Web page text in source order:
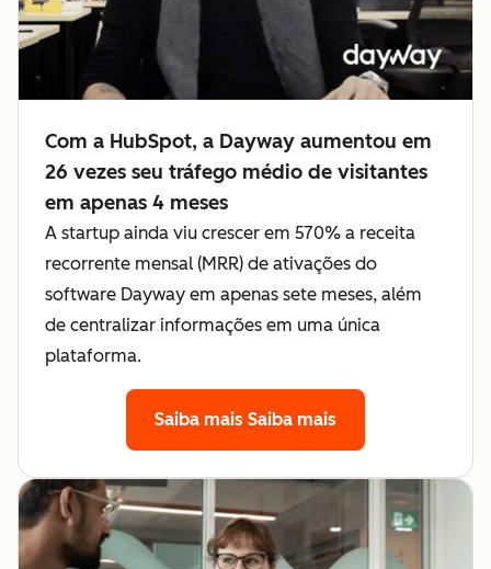
Com a HubSpot, a Dayway aumentou em
26 vezes seu tráfego médio de visitantes
em apenas 4 meses
A startup ainda viu crescer em 570% a receita
recorrente mensal (MRR) de ativações do
software Dayway em apenas sete meses, além
de centralizar informações em uma única
plataforma.
Saiba mais Saiba mais